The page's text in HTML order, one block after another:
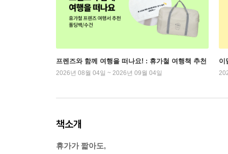
프렌즈와 함께 여행을 떠나요! : 휴가철 여행책 추천
2026년 08월 04일 ~ 2026년 09월 04일
이
책소개
휴가가 짧아도,